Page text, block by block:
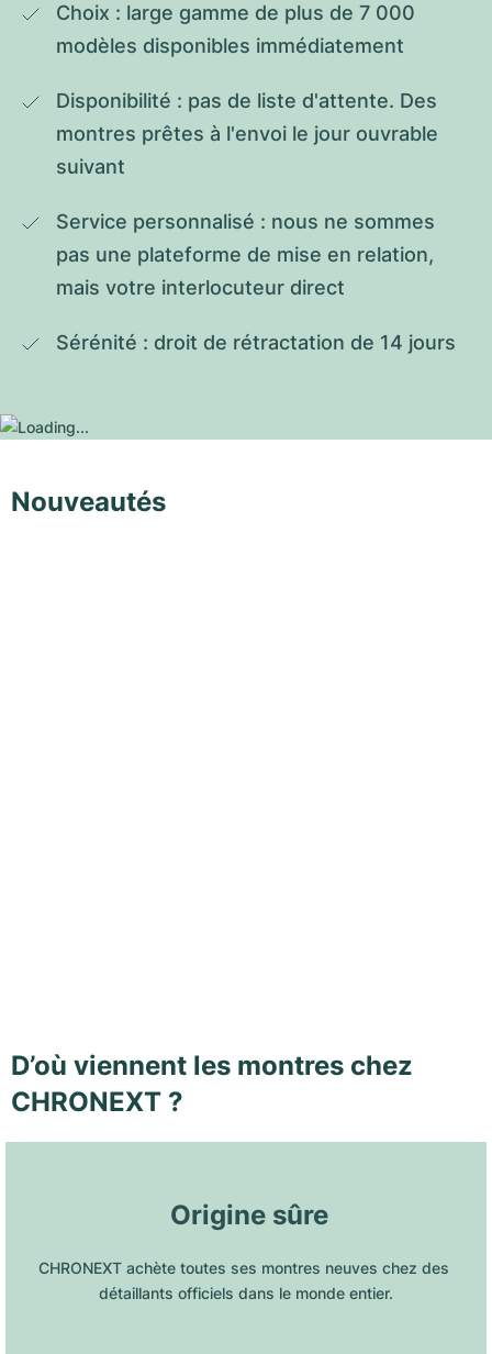
Choix : large gamme de plus de 7 000
modèles disponibles immédiatement
Disponibilité : pas de liste d'attente. Des
montres prêtes à l'envoi le jour ouvrable
suivant
Service personnalisé : nous ne sommes
pas une plateforme de mise en relation,
mais votre interlocuteur direct
Sérénité : droit de rétractation de 14 jours
Nouveautés
D’où viennent les montres chez
CHRONEXT ?
Origine sûre
CHRONEXT achète toutes ses montres neuves chez des
détaillants officiels dans le monde entier.